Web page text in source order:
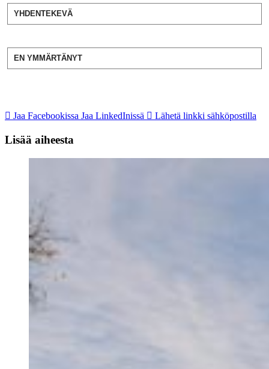
YHDENTEKEVÄ
EN YMMÄRTÄNYT
Jaa Facebookissa Jaa LinkedInissä Lähetä linkki sähköpostilla
Lisää aiheesta